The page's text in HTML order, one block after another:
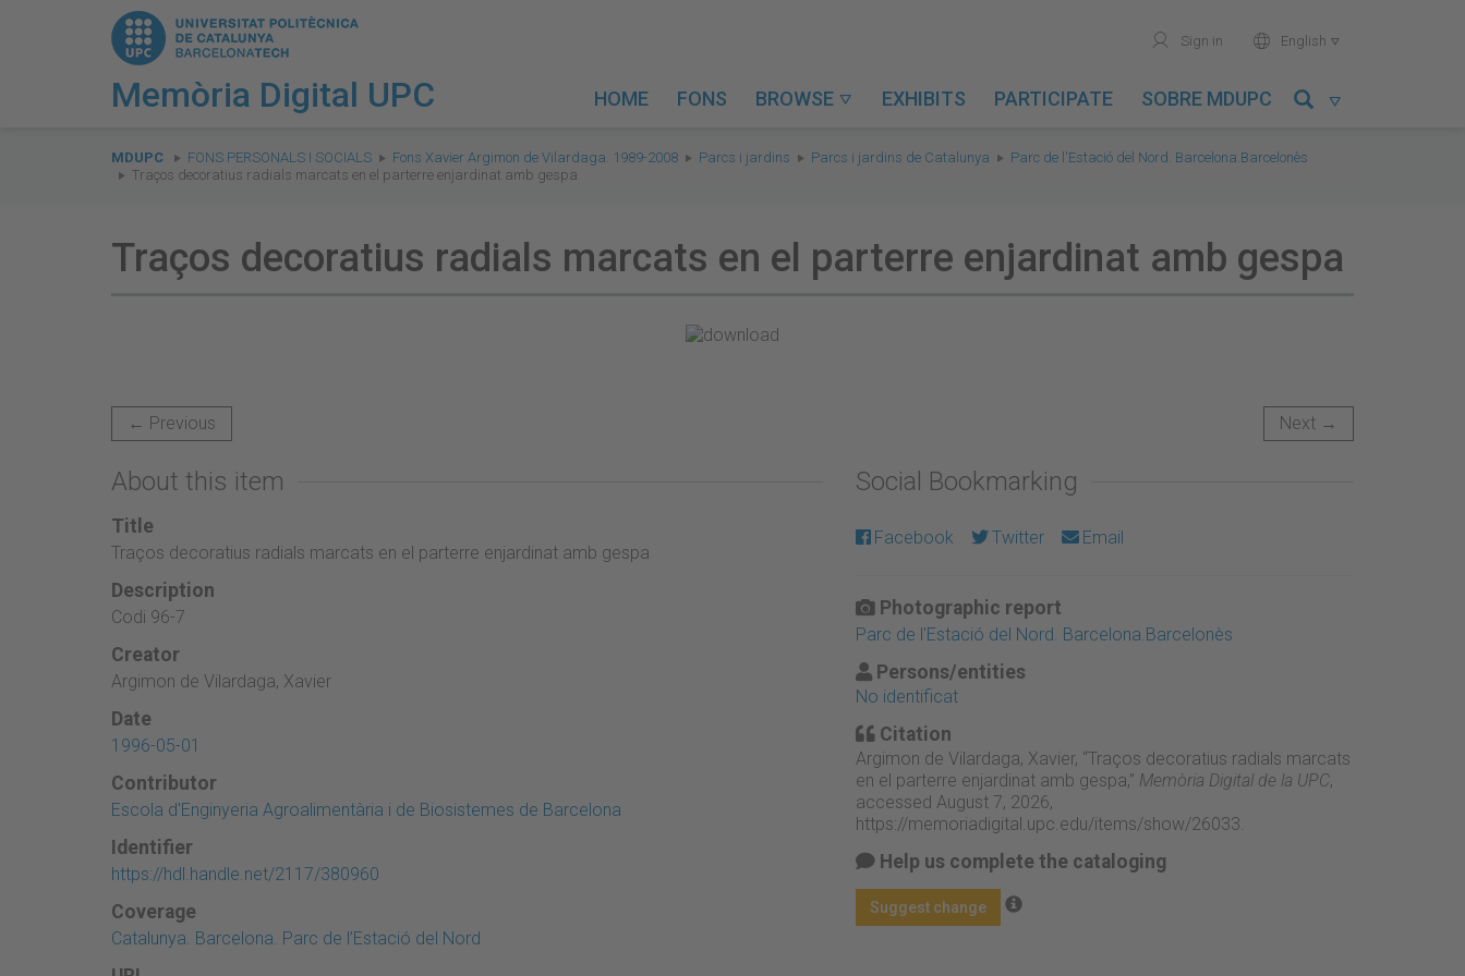
Memòria Digital UPC
user Sign in world English 
HOME FONS BROWSE  EXHIBITS PARTICIPATE SOBRE MDUPC 
are
here:
MDUPC FONS PERSONALS I SOCIALS Fons Xavier Argimon de Vilardaga. 1989-2008 Parcs i jardins Parcs i jardins de Catalunya
Parc de l'Estació del Nord. Barcelona.Barcelonès
Traços decoratius radials marcats en el parterre enjardinat amb gespa
Traços decoratius radials marcats en el parterre enjardinat amb gespa
← Previous Next →
About this item
Title
Traços decoratius radials marcats en el parterre enjardinat amb gespa
Description
Codi 96-7
Creator
Argimon de Vilardaga, Xavier
Date
1996-05-01
Contributor
Escola d'Enginyeria Agroalimentària i de Biosistemes de Barcelona
Identifier
https://hdl.handle.net/2117/380960
Coverage
Catalunya. Barcelona. Parc de l’Estació del Nord
Social Bookmarking
Facebook Twitter Email
Photographic report
Parc de l'Estació del Nord. Barcelona.Barcelonès
Persons/entities
No identificat
Citation
Argimon de Vilardaga, Xavier, “Traços decoratius radials marcats
en el parterre enjardinat amb gespa,” Memòria Digital de la UPC,
accessed August 7, 2026,
https://memoriadigital.upc.edu/items/show/26033
Help us complete the cataloging
Suggest change